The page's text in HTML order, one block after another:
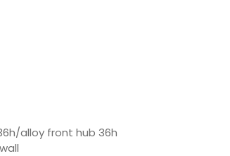
alloy front hub 36h